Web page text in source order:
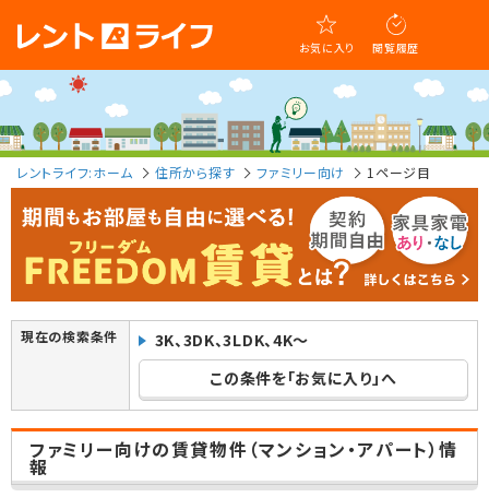
お気に入り 閲覧履歴
レントライフ:ホーム 住所から探す ファミリー向け 1ページ目
現在の検索条件
3K、3DK、3LDK、4K～
この条件を「お気に入り」へ
ファミリー向けの賃貸物件（マンション・アパート）情
報